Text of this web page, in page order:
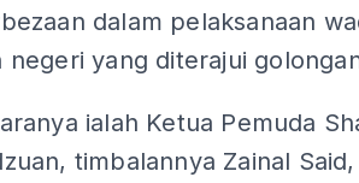
dalam pelaksanaan
negeri yang diterajui
ialah Ketua Pemuda
timbalannya Zainal